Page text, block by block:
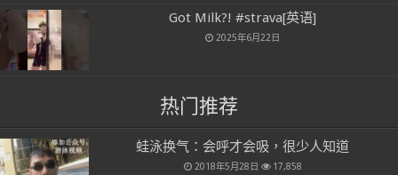
Got Milk?! #strava[英语]
2025年6月22日
热门推荐
蛙泳换气：会呼才会吸，很少人知道
2018年5月28日 17,858